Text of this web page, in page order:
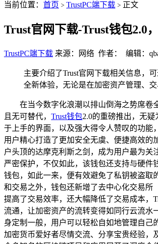
当前位置： 首页 > TrustPC端下载 > 正文
Trust官网下载-Trust钱包2.0
TrustPC端下载 来源：网络 作者： 编辑：
主要介绍了Trust官网下载相关信息，
全新体验，无论是在加密资产管理、
在当今数字化浪潮以排山倒海之势席卷
且无可替代， Trust钱包2.0的重磅推出，无
于上手的界面，以及强大得令人赞叹的功能
用户精心打造了更加安全无虞、便捷高效的
户头顶的达摩克利斯之剑，成为用户最为关
严密保护，不仅如此，该钱包还支持与硬件
钱包，如此一来，便有效避免了私钥被盗取
和交易之外，钱包还新增了去中心化交易
提高了交易效率，还大幅降低了交易成本，
流通，让加密资产的流转变得如同行云流水
身定制一般，用户可以轻松自如地管理自
加密货币爱好者尽情交流、分享宝贵经验，